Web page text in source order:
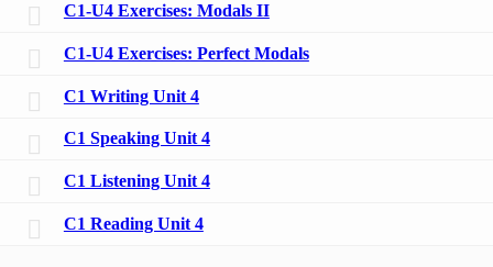
C1-U4 Exercises: Modals II
C1-U4 Exercises: Perfect Modals
C1 Writing Unit 4
C1 Speaking Unit 4
C1 Listening Unit 4
C1 Reading Unit 4